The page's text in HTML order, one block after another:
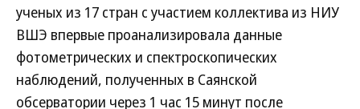
ученых из 17 стран с участием коллектива из НИУ
ВШЭ впервые проанализировала данные
фотометрических и спектроскопических
наблюдений, полученных в Саянской
обсерватории через 1 час 15 минут после